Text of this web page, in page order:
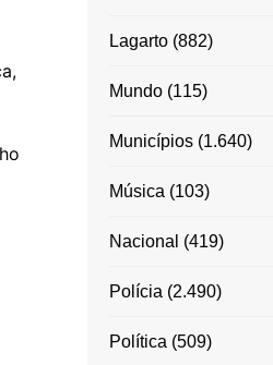
Lagarto (882)
Mundo (115)
Municípios (1.640)
Música (103)
Nacional (419)
Polícia (2.490)
Política (509)